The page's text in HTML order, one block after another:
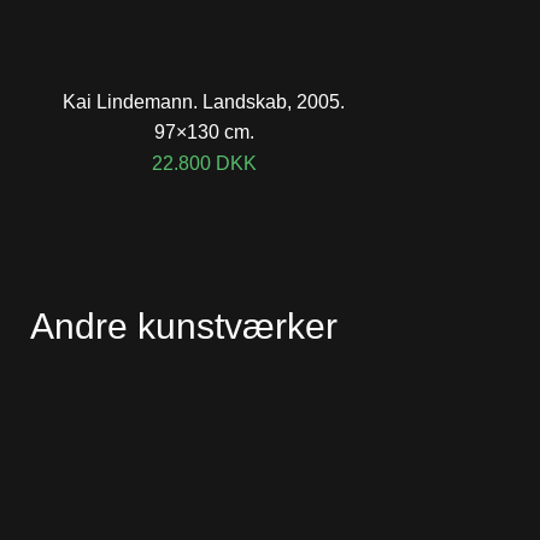
Kai Lindemann. Landskab, 2005.
97×130 cm.
22.800 DKK
Andre kunstværker